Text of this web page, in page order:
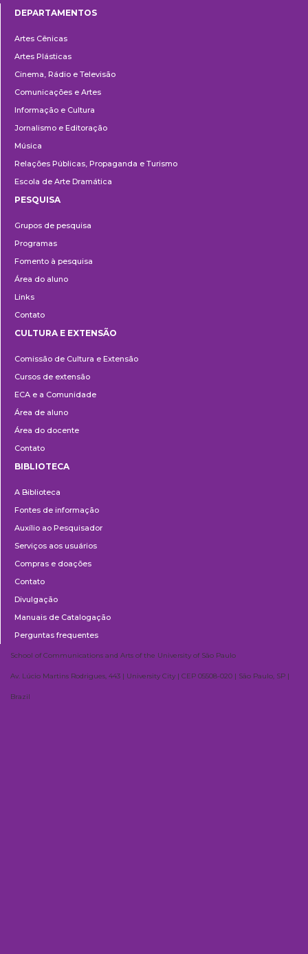
DEPARTAMENTOS
Artes Cênicas
Artes Plásticas
Cinema, Rádio e Televisão
Comunicações e Artes
Informação e Cultura
Jornalismo e Editoração
Música
Relações Públicas, Propaganda e Turismo
Escola de Arte Dramática
PESQUISA
Grupos de pesquisa
Programas
Fomento à pesquisa
Área do aluno
Links
Contato
e
Extensão
CULTURA E EXTENSÃO
Comissão de Cultura e Extensão
Cursos de extensão
ECA e a Comunidade
Área de aluno
Área do docente
Contato
BIBLIOTECA
A Biblioteca
Fontes de informação
Auxílio ao Pesquisador
Serviços aos usuários
Compras e doações
Contato
Divulgação
Manuais de Catalogação
Perguntas frequentes
School of Communications and Arts of the University of São Paulo
Av. Lúcio Martins Rodrigues, 443 | University City | CEP 05508-020 | São Paulo, SP |
Brazil